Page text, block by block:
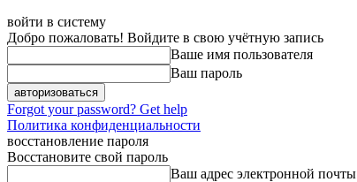
войти в систему
Добро пожаловать! Войдите в свою учётную запись
Ваше имя пользователя
Ваш пароль
Forgot your password? Get help
Политика конфиденциальности
восстановление пароля
Восстановите свой пароль
Ваш адрес электронной почты